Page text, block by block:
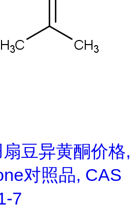
豆异黄酮价格,
对照品, CAS
7